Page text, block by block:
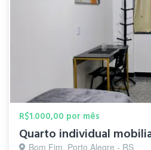
R$1.000,00 por mês
Bom Fim, Porto Alegre - RS